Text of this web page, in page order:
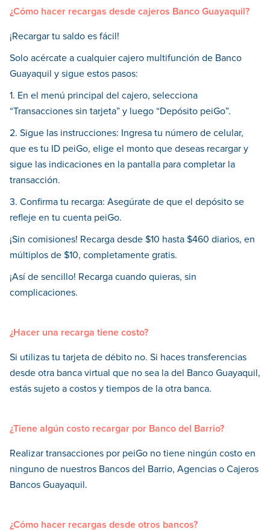
¿Cómo hacer recargas desde cajeros Banco Guayaquil?
¡Recargar tu saldo es fácil!
Solo acércate a cualquier cajero multifunción de Banco
Guayaquil y sigue estos pasos:
1. En el menú principal del cajero, selecciona
“Transacciones sin tarjeta” y luego “Depósito peiGo”.
2. Sigue las instrucciones: Ingresa tu número de celular,
que es tu ID peiGo, elige el monto que deseas recargar y
sigue las indicaciones en la pantalla para completar la
transacción.
3. Confirma tu recarga: Asegúrate de que el depósito se
refleje en tu cuenta peiGo.
¡Sin comisiones! Recarga desde $10 hasta $460 diarios, en
múltiplos de $10, completamente gratis.
¡Así de sencillo! Recarga cuando quieras, sin
complicaciones.
¿Hacer una recarga tiene costo?
Si utilizas tu tarjeta de débito no. Si haces transferencias
desde otra banca virtual que no sea la del Banco Guayaquil,
estás sujeto a costos y tiempos de la otra banca.
¿Tiene algún costo recargar por Banco del Barrio?
Realizar transacciones por peiGo no tiene ningún costo en
ninguno de nuestros Bancos del Barrio, Agencias o Cajeros
Bancos Guayaquil.
¿Cómo hacer recargas desde otros bancos?